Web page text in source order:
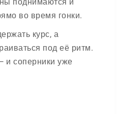
во время гонки.
курс, а
под её ритм.
и соперники уже